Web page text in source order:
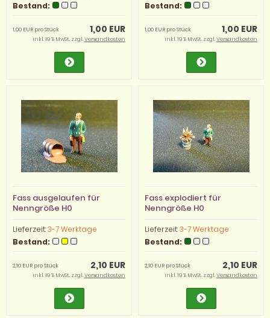
Bestand:
1,00 EUR
1,00 EUR pro Stück
inkl. 19 % MwSt. zzgl.Versandkosten
Bestand:
1,00 EUR
1,00 EUR pro Stück
inkl. 19 % MwSt. zzgl.Versandkosten
Fass ausgelaufen für
Nenngröße H0
Lieferzeit:3-7 Werktage
Bestand:
2,10 EUR
2,10 EUR pro Stück
inkl. 19 % MwSt. zzgl.Versandkosten
Fass explodiert für
Nenngröße H0
Lieferzeit:3-7 Werktage
Bestand:
2,10 EUR
2,10 EUR pro Stück
inkl. 19 % MwSt. zzgl.Versandkosten